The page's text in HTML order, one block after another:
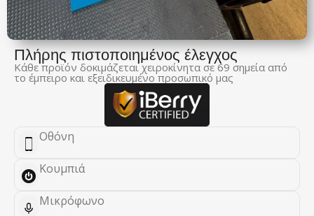
Πλήρης πιστοποιημένος έλεγχος
Κάθε προϊόν δοκιμάζεται χειροκίνητα σε 69 σημεία από
το έμπειρο και εξειδικευμένο προσωπικό μας
Οθόνη
Κουμπιά
Μικρόφωνο